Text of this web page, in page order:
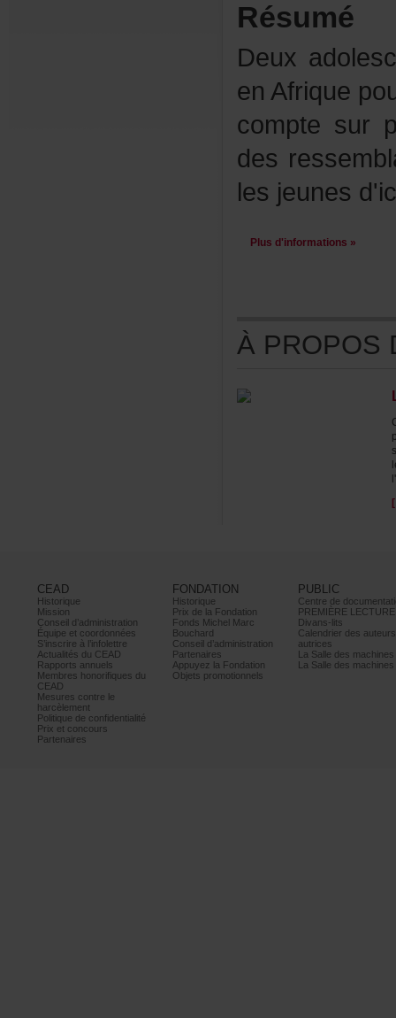
Résumé
Plusd'informations»
CEAD
Historique
Mission
Conseild’administration
Équipeetcoordonnées
S’inscrireàl’infolettre
ActualitésduCEAD
Rapportsannuels
Membreshonorifiquesdu
CEAD
Mesurescontrele
harcèlement
Politiquedeconfidentialité
Prixetconcours
Partenaires
FONDATION
Historique
PrixdelaFondation
FondsMichelMarc
Bouchard
Conseild’administration
Partenaires
AppuyezlaFondation
Objetspromotionnels
PUBLIC
PREMIÈRELECTURE
Divans-lits
autrices